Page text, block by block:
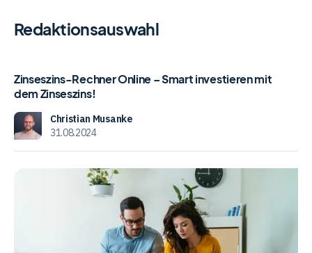
Rohstoffe
Anleihen
Redaktionsauswahl
Rechner
Online
–
Smart
investieren
Zinseszins-Rechner Online – Smart investieren mit
dem Zinseszins!
Christian Musanke
31.08.2024